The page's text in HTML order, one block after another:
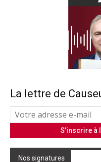
La lettre de
Nos signatures